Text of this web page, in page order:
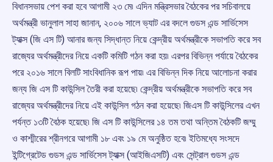
বিধানসভায় পেশ করা হবে আগামী ২৩ মে৷ এদিন মন্ত্রিসভার বৈঠকের পর সচিবালয়ে
অর্থমন্ত্রী ভানুলাল সাহা জানান, ২০০৬ সালে ভ্যাট এর বদলে গুডস এন্ড সার্ভিসেস
ট্যাক্স (জি এস টি) আনার জন্য সিদ্ধান্ত নিয়ে কেন্দ্রীয় অর্থমন্ত্রীকে সভাপতি করে সব
রাজ্যের অর্থমন্ত্রীদের নিয়ে একটি কমিটি গঠন করা হয়৷ এরপর বিভিন্ন পর্যায়ে বৈঠকের
পরে ২০১৬ সালে বিলটি সাংবিধানিক রূপ পায়৷ এর বিভিন্ন দিক নিয়ে আলোচনা করার
জন্য জি এস টি কাউন্সিল তৈরী করা হয়েছে৷ কেন্দ্রীয় অর্থমন্ত্রীকে সভাপতি করে সব
রাজ্যের অর্থমন্ত্রীদের নিয়ে এই কাউন্সিল গঠন করা হয়েছে৷ জিএস টি কাউন্সিলের এখন
পর্যন্ত ১৩টি বৈঠক হয়েছে৷ জি এস টি কাউন্সিলের ১৪ তম তথা অন্তিম বৈঠকটি জম্মু
ও কাশ্মীরের শ্রীনগরে আগামী ১৮ এবং ১৯ মে অনুষ্ঠিত হবে৷ ইতিমধ্যে সংসদে
ইন্টিগ্রেটেড গুডস এন্ড সার্ভিসেস ট্যাক্স (আইজিএসটি) এবং সেন্ট্রাল গুডস এন্ড